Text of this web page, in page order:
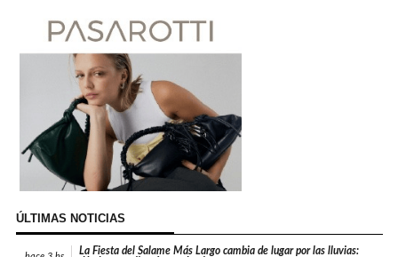
ÚLTIMAS NOTICIAS
La Fiesta del Salame Más Largo cambia de lugar por las lluvias: